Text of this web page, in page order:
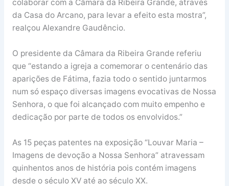
colaborar com a Câmara da Ribeira Grande, através
da Casa do Arcano, para levar a efeito esta mostra”,
realçou Alexandre Gaudêncio.
O presidente da Câmara da Ribeira Grande referiu
que “estando a igreja a comemorar o centenário das
aparições de Fátima, fazia todo o sentido juntarmos
num só espaço diversas imagens evocativas de Nossa
Senhora, o que foi alcançado com muito empenho e
dedicação por parte de todos os envolvidos.”
As 15 peças patentes na exposição “Louvar Maria –
Imagens de devoção a Nossa Senhora” atravessam
quinhentos anos de história pois contém imagens
desde o século XV até ao século XX.